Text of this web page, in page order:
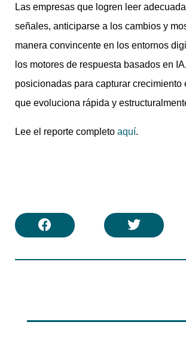
Las empresas que logren leer
señales, anticiparse a los cambios y
manera convincente en los entornos
los motores de respuesta basados en
posicionadas para capturar crecimiento
que evoluciona rápida y
Lee el reporte completo aquí.